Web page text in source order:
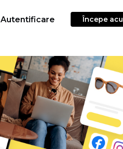
Autentificare Începe